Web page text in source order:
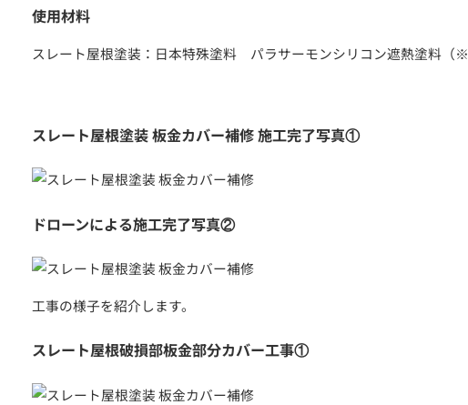
使用材料
スレート屋根塗装：日本特殊塗料 パラサーモンシリコン遮熱塗料（※
スレート屋根塗装 板金カバー補修 施工完了写真①
ドローンによる施工完了写真②
工事の様子を紹介します。
スレート屋根破損部板金部分カバー工事①